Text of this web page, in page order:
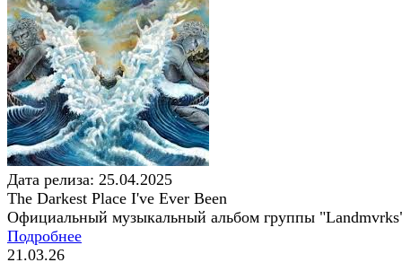
Дата релиза: 25.04.2025
The Darkest Place I've Ever Been
Официальный музыкальный альбом группы
Подробнее
21.03.26